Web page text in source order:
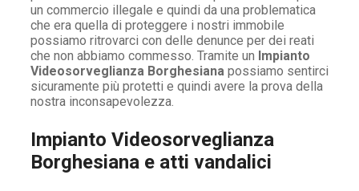
un commercio illegale e quindi da una problematica
che era quella di proteggere i nostri immobile
possiamo ritrovarci con delle denunce per dei reati
che non abbiamo commesso. Tramite un Impianto
Videosorveglianza Borghesiana possiamo sentirci
sicuramente più protetti e quindi avere la prova della
nostra inconsapevolezza.
Impianto Videosorveglianza
Borghesiana e atti vandalici